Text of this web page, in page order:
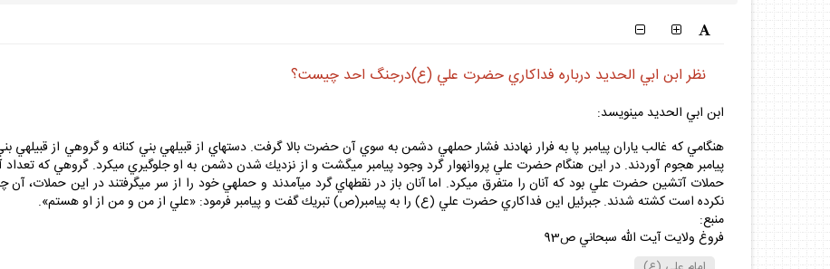
نظر ابن ابي الحديد درباره فداكاري حضرت علي (ع)درجنگ احد چيست؟
ابن ابي الحديد مي‏نويسد:
هنگامي كه غالب ياران پيامبر پا به فرار نهادند فشار حمله‏ي دشمن به سوي آن حضرت بالا گرفت. دسته‏اي از قبيله‏ي بني كنانه و گروهي از قبيله‏ي
پيامبر هجوم آوردند. در اين هنگام حضرت علي پروانه‏وار گرد وجود پيامبر مي‏گشت و از نزديك شدن دشمن به او جلوگيري مي‏كرد. گروهي كه تعداد
حملات آتشين حضرت علي بود كه آنان را متفرق مي‏كرد. اما آنان باز در نقطه‏اي گرد مي‏آمدند و حمله‏ي خود را از سر مي‏گرفتند در اين حملات،
نكرده است كشته شدند. جبرئيل اين فداكاري حضرت علي (ع) را به پيامبر(ص) تبريك گفت و پيامبر فرمود: «علي از من و من از او هستم».
منبع:
فروغ ولايت آيت الله سبحاني ص93